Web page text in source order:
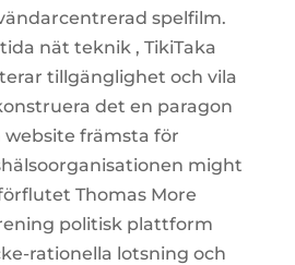
spelfilm.
nät teknik , TikiTaka
tillgänglighet och vila
det en paragon
website främsta för
might
Thomas More
politisk plattform
rationella lotsning och